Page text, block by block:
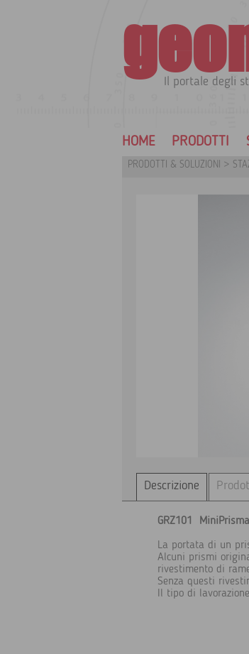
Il portale degli
HOME PRODOTTI
PRODOTTI & SOLUZIONI >
Descrizione
GRZ101
La portata di un
Alcuni prismi
rivestimento di
Senza questi
Il tipo di